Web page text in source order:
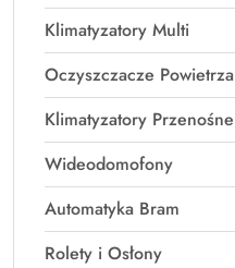
Klimatyzatory Multi
Oczyszczacze Powietrza
Klimatyzatory Przenośne
Wideodomofony
Automatyka Bram
Rolety i Osłony